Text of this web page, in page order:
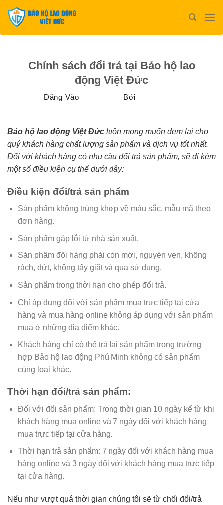
qua
Chính sách đổi trả tại Bảo hộ lao
động Việt Đức
Đăng Vào Bởi
Bảo hộ lao động Việt Đức luôn mong muốn đem lại cho
quý khách hàng chất lượng sản phẩm và dịch vụ tốt nhất.
Đối với khách hàng có nhu cầu đổi trả sản phẩm, sẽ đi kèm
một số điều kiện cụ thể dưới dây:
Điều kiện đổi/trả sản phẩm
Sản phẩm không trùng khớp về màu sắc, mẫu mã theo
đơn hàng.
Sản phẩm gặp lỗi từ nhà sản xuất.
Sản phẩm đổi hàng phải còn mới, nguyên vẹn, không
rách, đứt, không tẩy giặt và qua sử dụng.
Sản phẩm trong thời hạn cho phép đổi trả.
Chỉ áp dụng đối với sản phẩm mua trực tiếp tại cửa
hàng và mua hàng online không áp dụng với sản phẩm
mua ở những địa điểm khác.
Khách hàng chỉ có thể trả lại sản phẩm trong trường
hợp Bảo hộ lao động Phú Minh không có sản phẩm
cùng loại khác.
Thời hạn đổi/trả sản phẩm:
Đối với đổi sản phẩm: Trong thời gian 10 ngày kể từ khi
khách hàng mua online và 7 ngày đối với khách hàng
mua trực tiếp tại cửa hàng.
Thời hạn trả sản phẩm: 7 ngày đối với khách hàng mua
hàng online và 3 ngày đối với khách hàng mua trực tiếp
tại cửa hàng.
Nếu như vượt quá thời gian chúng tôi sẽ từ chối đổi/trả